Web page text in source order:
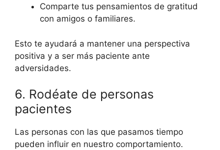
Comparte tus pensamientos de gratitud
con amigos o familiares.
Esto te ayudará a mantener una perspectiva
positiva y a ser más paciente ante
adversidades.
6. Rodéate de personas
pacientes
Las personas con las que pasamos tiempo
pueden influir en nuestro comportamiento.